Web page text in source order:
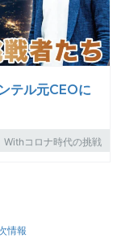
テル元CEOに
Withコロナ時代の挑戦
情報